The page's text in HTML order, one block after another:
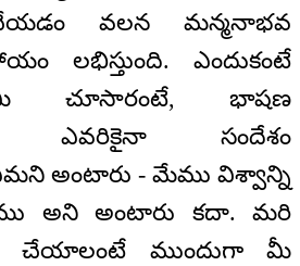
వలన మన్మనాభవ
లభిస్తుంది. ఎందుకంటే
చూసారంటే, భాషణ
ఎవరికైనా సందేశం
అంటారు - మేము విశ్వాన్ని
అని అంటారు కదా. మరి
చేయాలంటే ముందుగా మీ